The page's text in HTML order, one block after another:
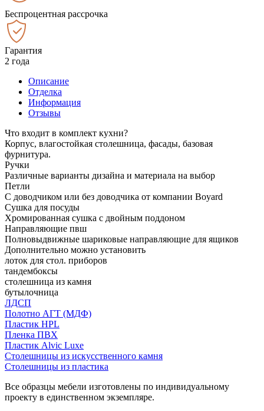
Беспроцентная рассрочка
Гарантия
2 года
Описание
Отделка
Информация
Отзывы
Что входит в комплект кухни?
Корпус, влагостойкая столешница, фасады, базовая
фурнитура.
Ручки
Различные варианты дизайна и материала на выбор
Петли
С доводчиком или без доводчика от компании Boyard
Сушка для посуды
Хромированная сушка с двойным поддоном
Направляющие пвш
Полновыдвижные шариковые направляющие для ящиков
Дополнительно можно установить
лоток для стол. приборов
тандембоксы
столешница из камня
бутылочница
ЛДСП
Полотно АГТ (МДФ)
Пластик HPL
Пленка ПВХ
Пластик Alvic Luxe
Столешницы из искусственного камня
Столешницы из пластика
Все образцы мебели изготовлены по индивидуальному
проекту в единственном экземпляре.